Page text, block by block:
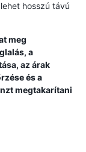
hosszú távú
meg
a
az árak
és a
megtakarítani